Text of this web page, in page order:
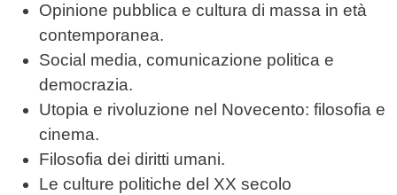
Opinione pubblica e cultura di massa in età
contemporanea.
Social media, comunicazione politica e
democrazia.
Utopia e rivoluzione nel Novecento: filosofia e
cinema.
Filosofia dei diritti umani.
Le culture politiche del XX secolo